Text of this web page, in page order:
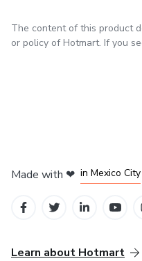
The content of this product
or policy of Hotmart. If you
Made with ❤ in Mexico City
Learn about Hotmart